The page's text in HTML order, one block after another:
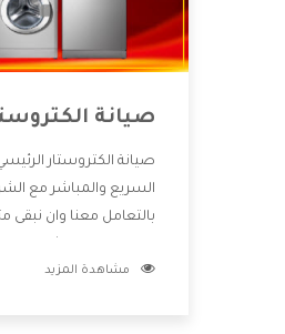
صيانة
صيانة الكتروستار
السريع والمباشر مع
بالتعامل معنا وان
للعميل وان يستمتع
مشاهدة المزيد